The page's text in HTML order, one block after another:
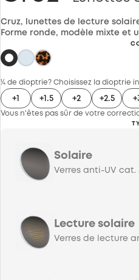
Cruz, lunettes de lecture
Forme ronde, modèle mixte et
¼ de dioptrie? Choisissez la dioptrie
+1 +1.5 +2 +2.5
Vous n'êtes pas sûr de votre
Solaire
Verres anti-UV cat.
Lecture solaire
Verres de lecture